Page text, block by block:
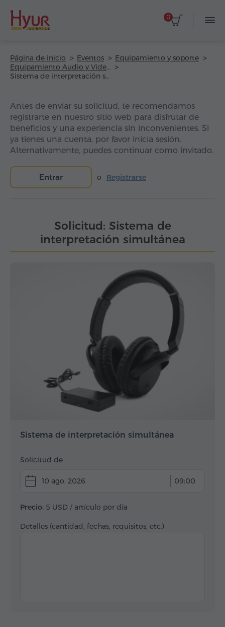
0
Página de inicio Eventos
Equipamiento y soporte
Equipamiento Audio y Video
Sistema de interpretación simultánea
Antes de enviar su solicitud, te recomendamos
registrarte en nuestro sitio web para disfrutar de
beneficios y una experiencia sin inconvenientes. Si
ya tienes una cuenta, por favor inicia sesión.
Alternativamente, puedes continuar como invitado.
Entrar o Registrarse
Solicitud: Sistema de
interpretación simultánea
Sistema de interpretación simultánea
Solicitud de
10 ago. 2026 09:00
Precio: 5 USD / artículo por día
Detalles (cantidad, fechas, requisitos, etc.)